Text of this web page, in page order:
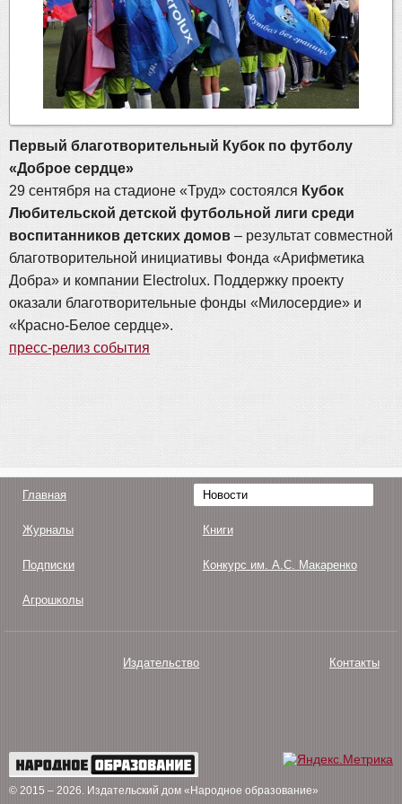
Первый благотворительный Кубок по футболу
«Доброе сердце»
29 сентября на стадионе «Труд» состоялся Кубок
Любительской детской футбольной лиги среди
воспитанников детских домов – результат совместной
благотворительной инициативы Фонда «Арифметика
Добра» и компании Electrolux. Поддержку проекту
оказали благотворительные фонды «Милосердие» и
«Красно-Белое сердце».
пресс-релиз события
Главная Новости
Журналы Книги
Подписки Конкурс им. А.С. Макаренко
Агрошколы
Издательство Контакты
© 2015 – 2026. Издательский дом «Народное образование»